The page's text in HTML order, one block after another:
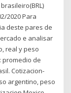
2020 Para
deste pares de
e analisar
real y peso
promedio de
Cotizacion-
argentino, peso